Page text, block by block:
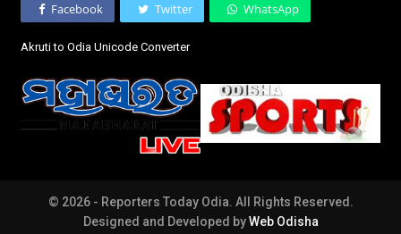
Facebook Twitter WhatsApp
Akruti to Odia Unicode Converter
© 2026 - Reporters Today Odia. All Rights Reserved.
Designed and Developed byWeb Odisha